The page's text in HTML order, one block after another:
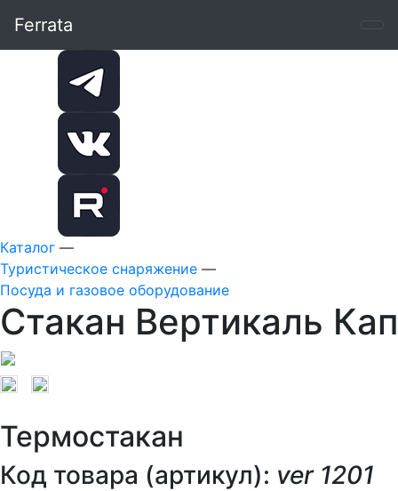
Ferrata
Каталог —
Туристическое снаряжение —
Посуда и газовое оборудование
Стакан Вертикаль
Термостакан
Код товара (артикул): ver 1201